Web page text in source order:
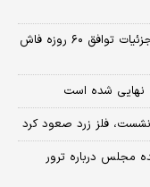
العربیه: توافق بازگشایی تنگه هرمز در راه است/جزئیات توافق ۶۰ روزه فاش
نهایی شده است
مجلس درباره ترور